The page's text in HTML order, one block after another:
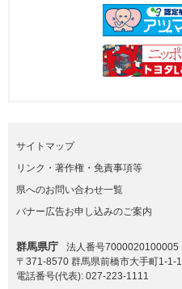
サイトマップ
リンク・著作権・免責事項等
県へのお問い合わせ一覧
バナー広告お申し込みのご案内
群馬県庁
法人番号7000020100005
〒371-8570 群馬県前橋市大手町1-1-1
電話番号(代表): 027-223-1111